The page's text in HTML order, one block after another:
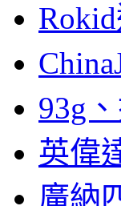
93g
英偉
廣納